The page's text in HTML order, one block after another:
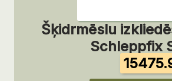
Šķidrmēslu
Schleppfix